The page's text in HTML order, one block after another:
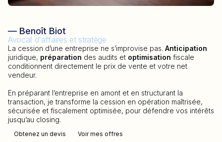
— Benoît Biot
Avocat d'affaires et stratège
La cession d’une entreprise ne s’improvise pas. Anticipation
juridique, préparation des audits et optimisation fiscale
conditionnent directement le prix de vente et votre net
vendeur.
En préparant l’entreprise en amont et en structurant la
transaction, je transforme la cession en opération maîtrisée,
sécurisée et fiscalement optimisée, pour défendre vos intérêts
jusqu’au closing.
Obtenez un devis Voir mes offres